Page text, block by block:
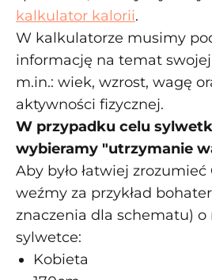
kalkulator kalorii.
W kalkulatorze musimy
informację na temat
m.in.: wiek, wzrost, wagę
aktywności fizycznej.
W przypadku celu
wybieramy "utrzymanie
Aby było łatwiej
weźmy za przykład
znaczenia dla schematu) o
sylwetce:
Kobieta